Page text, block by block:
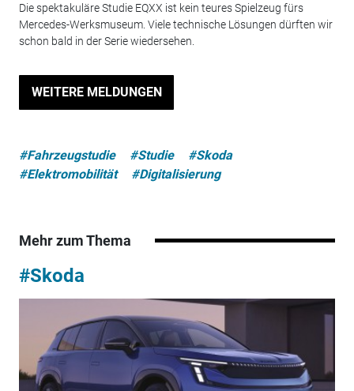
Die spektakuläre Studie EQXX ist kein teures Spielzeug fürs
Mercedes-Werksmuseum. Viele technische Lösungen dürften wir
schon bald in der Serie wiedersehen.
WEITERE MELDUNGEN
#Fahrzeugstudie #Studie
#Skoda
#Elektromobilität
#Digitalisierung
Mehr zum Thema
#Skoda